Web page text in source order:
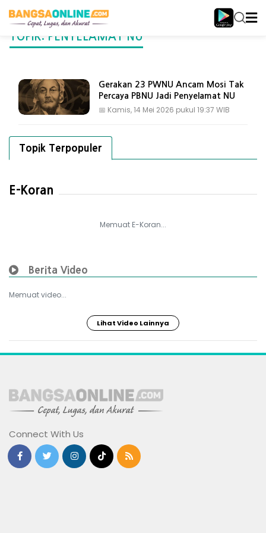
TOPIK: PENYELAMAT NU
Gerakan 23 PWNU Ancam Mosi Tak
Percaya PBNU Jadi Penyelamat NU
📅 Kamis, 14 Mei 2026 pukul 19:37 WIB
Topik Terpopuler
E-Koran
Memuat E-Koran...
Berita Video
Memuat video...
Lihat Video Lainnya
Connect With Us